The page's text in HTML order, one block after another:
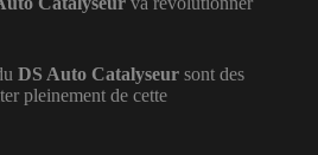
DS Auto Catalyseur sont des
pleinement de cette